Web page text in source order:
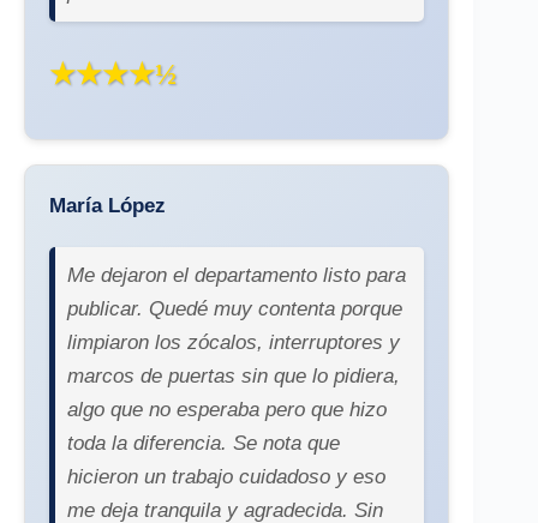
★★★★½
María López
Me dejaron el departamento listo para
publicar. Quedé muy contenta porque
limpiaron los zócalos, interruptores y
marcos de puertas sin que lo pidiera,
algo que no esperaba pero que hizo
toda la diferencia. Se nota que
hicieron un trabajo cuidadoso y eso
me deja tranquila y agradecida. Sin